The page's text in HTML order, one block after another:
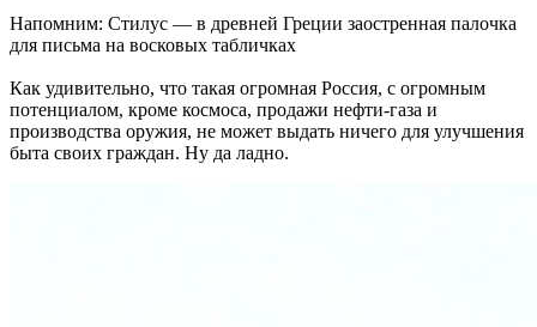
Напомним: Стилус — в древней Греции заостренная палочка
для письма на восковых табличках
Как удивительно, что такая огромная Россия, с огромным
потенциалом, кроме космоса, продажи нефти-газа и
производства оружия, не может выдать ничего для улучшения
быта своих граждан. Ну да ладно.